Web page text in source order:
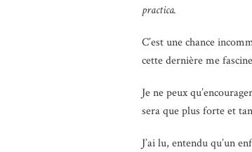
practica.
C’est une chance
cette dernière me
Je ne peux
sera que plus forte et
J’ai lu, entendu qu’un